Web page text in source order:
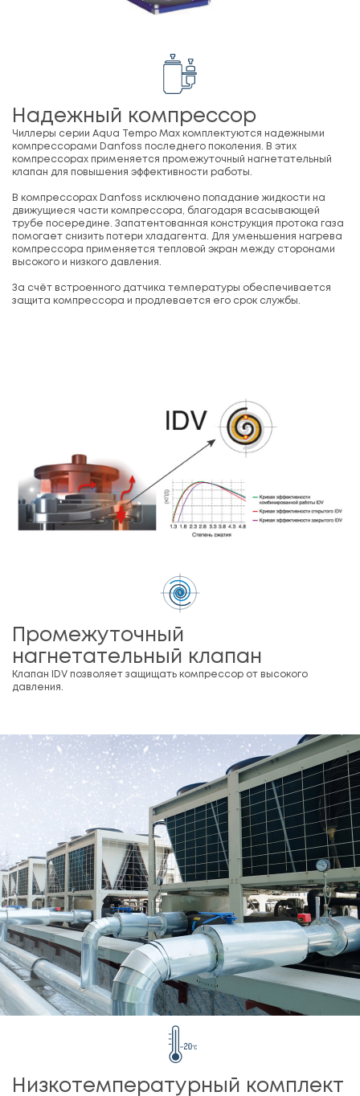
Надежный компрессор
Чиллеры серии Aqua Tempo Max комплектуются надежными
компрессорами Danfoss последнего поколения. В этих
компрессорах применяется промежуточный нагнетательный
клапан для повышения эффективности работы.
В компрессорах Danfoss исключено попадание жидкости на
движущиеся части компрессора, благодаря всасывающей
трубе посередине. Запатентованная конструкция протока газа
помогает снизить потери хладагента. Для уменьшения нагрева
компрессора применяется тепловой экран между сторонами
высокого и низкого давления.
За счёт встроенного датчика температуры обеспечивается
защита компрессора и продлевается его срок службы.
Промежуточный
нагнетательный клапан
Клапан IDV позволяет защищать компрессор от высокого
давления.
Низкотемпературный комплект